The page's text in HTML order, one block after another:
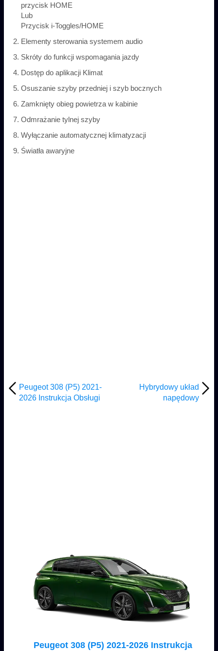
przycisk HOME
Lub
Przycisk i-Toggles/HOME
Elementy sterowania systemem audio
Skróty do funkcji wspomagania jazdy
Dostęp do aplikacji Klimat
Osuszanie szyby przedniej i szyb bocznych
Zamknięty obieg powietrza w kabinie
Odmrażanie tylnej szyby
Wyłączanie automatycznej klimatyzacji
Światła awaryjne
Peugeot 308 (P5) 2021-
2026 Instrukcja Obsługi
Hybrydowy układ
napędowy
Peugeot 308 (P5) 2021-2026 Instrukcja